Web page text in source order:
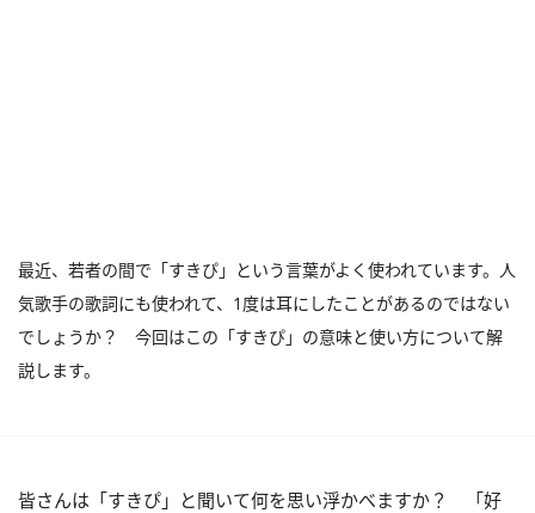
最近、若者の間で「すきぴ」という言葉がよく使われています。人
気歌手の歌詞にも使われて、1度は耳にしたことがあるのではない
でしょうか？ 今回はこの「すきぴ」の意味と使い方について解
説します。
皆さんは「すきぴ」と聞いて何を思い浮かべますか？ 「好